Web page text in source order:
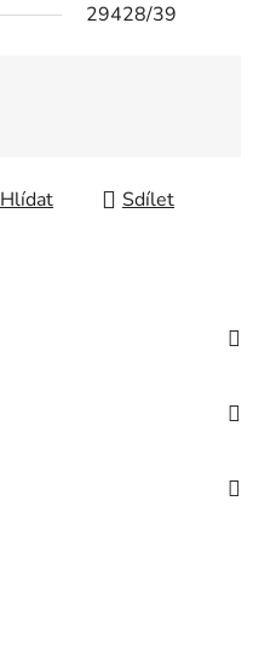
29428/39
Hlídat Sdílet